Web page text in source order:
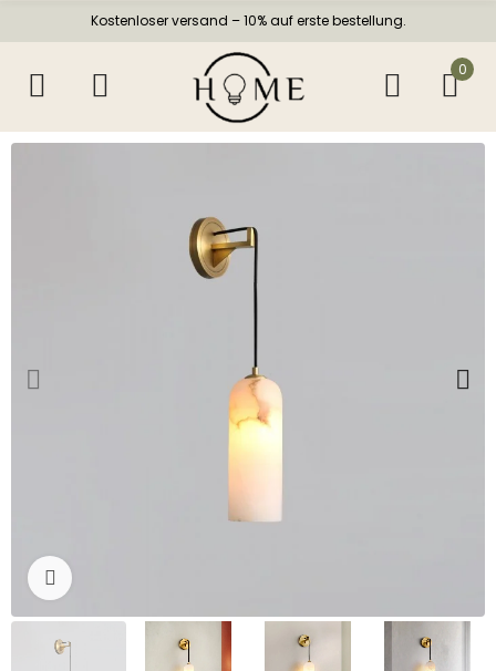
Kostenloser versand – 10% auf erste bestellung.
0